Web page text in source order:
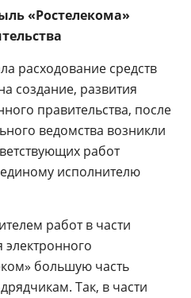
«Ростелекома»
расходование средств
создание, развития
правительства, после
ведомства возникли
работ
единому исполнителю
работ в части
электронного
большую часть
Так, в части